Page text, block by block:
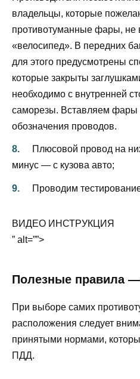
владельцы, которые
противотуманные фары,
«велосипед». В передних
для этого предусмотрены
которые закрыты
необходимо с внутренней
саморезы. Вставляем фары
обозначения проводов.
Плюсовой провод на
минус — с кузова авто;
Проводим
ВИДЕО ИНСТРУКЦИЯ
” alt=””>
Полезные правила —
При выборе самих
расположения следует
принятыми нормами,
ПДД.